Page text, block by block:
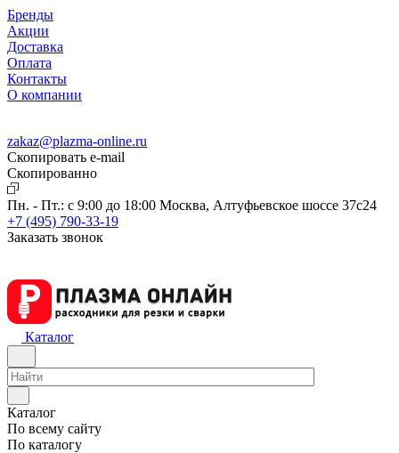
Бренды
Акции
Доставка
Оплата
Контакты
О компании
zakaz@plazma-online.ru
Скопировать e-mail
Cкопированно
Пн. - Пт.: с 9:00 до 18:00 Москва, Алтуфьевское шоссе 37с24
+7 (495) 790-33-19
Заказать звонок
Каталог
Каталог
По всему сайту
По каталогу